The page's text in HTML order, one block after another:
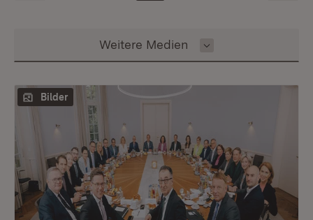
Inhalt auswählen
Weitere Medien
Bilder